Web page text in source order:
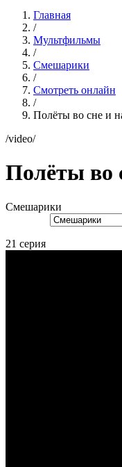
Главная
/
Мультфильмы
/
Смешарики
/
Смотреть онлайн
/
Полёты во сне и
/video/
Полёты во
Смешарики
21 серия